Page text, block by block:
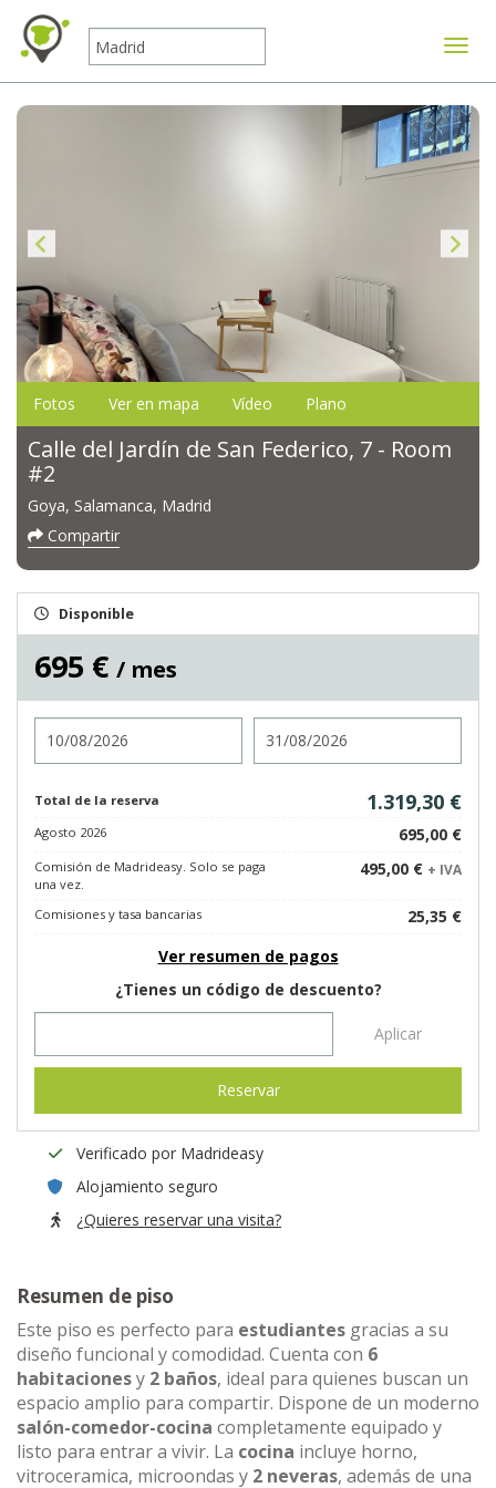
Fotos Ver en mapa Vídeo Plano
Calle del Jardín de San Federico, 7 - Room
#2
Goya, Salamanca, Madrid
Compartir
Disponible
695 € / mes
Total de la reserva 1.319,30 €
Agosto 2026 695,00 €
Comisión de Madrideasy. Solo se paga
una vez.
495,00 € + IVA
Comisiones y tasa bancarias
25,35 €
Ver resumen de pagos
¿Tienes un código de descuento?
Aplicar
Reservar
Verificado por Madrideasy
Alojamiento seguro
¿Quieres reservar una visita?
Resumen de piso
Este piso es perfecto para estudiantes gracias a su
diseño funcional y comodidad. Cuenta con 6
habitacionesy 2 baños, ideal para quienes buscan un
espacio amplio para compartir. Dispone de un moderno
salón-comedor-cocina completamente equipado y
listo para entrar a vivir. La cocina incluye horno,
vitroceramica, microondas y 2 neveras, además de una